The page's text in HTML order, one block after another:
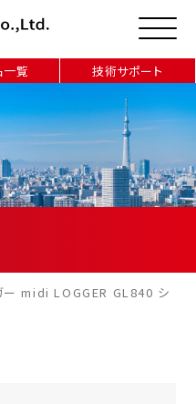
覧 技術サポート
ー midi LOGGER GL840 シ